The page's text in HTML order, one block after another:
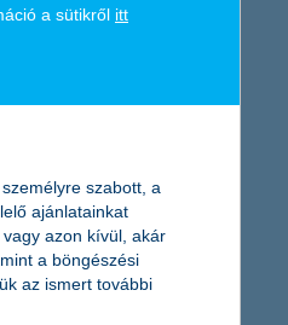
célszerű körbenézni,
értékű új hitelt
K&H Bankcsoport 2015
pedig jelentős 26,4%-os
a sütikről itt
szabott, a
ajánlatainkat
azon kívül, akár
a böngészési
az ismert további